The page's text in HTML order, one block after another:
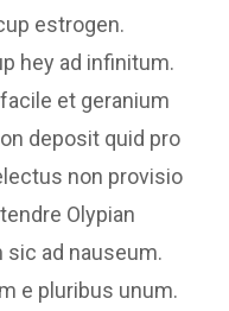
estrogen.
hey ad infinitum.
et geranium
deposit quid pro
non provisio
Olypian
sic ad nauseum.
e pluribus unum.